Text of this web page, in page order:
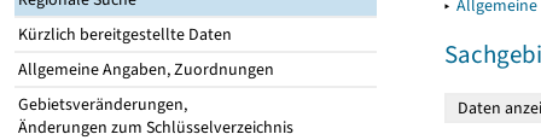
Kürzlich bereitgestellte Daten
Allgemeine Angaben, Zuordnungen
Gebietsveränderungen,
Änderungen zum Schlüsselverzeichnis
▸